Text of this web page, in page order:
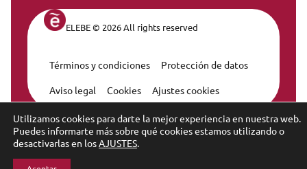
ELEBE © 2026 All rights reserved
Términos y condiciones Protección de datos
Aviso legal Cookies Ajustes cookies
Utilizamos cookies para darte la mejor experiencia en nuestra web.
Puedes informarte más sobre qué cookies estamos utilizando o
desactivarlas en losAJUSTES.